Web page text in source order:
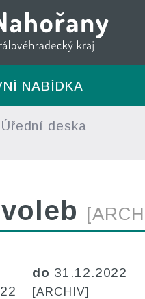
NABÍDKA
Úřední deska
do 31.12.2022
[ARCHIV]